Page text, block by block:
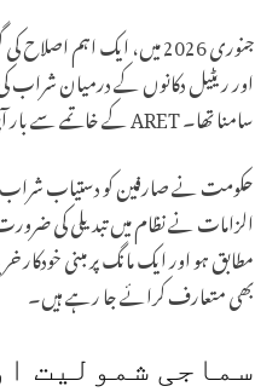
اور ریٹیل دکانوں کے درمیان شراب کی
سامنا تھا۔ ARET کے خاتمے سے بار آپریٹرز کے منافع میں بہتری اور ریاست کی شراب مارکیٹ میں ایک برابر مسابقت کا میدان فراہم ہونے کی توقع ہے۔
حکومت نے صارفین کو دستیاب شراب
الزامات نے نظام میں تبدیلی کی
مطابق ہو اور ایک مانگ پر مبنی
بھی متعارف کرائے جا رہے ہیں۔
سماجی شمولیت